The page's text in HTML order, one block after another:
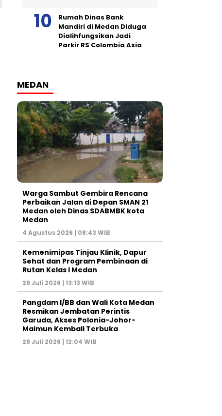
Rumah Dinas Bank
Mandiri di Medan Diduga
Dialihfungsikan Jadi
Parkir RS Colombia Asia
MEDAN
Warga Sambut Gembira Rencana
Perbaikan Jalan di Depan SMAN 21
Medan oleh Dinas SDABMBK kota
Medan
4 Agustus 2026 | 08:43 WIB
Kemenimipas Tinjau Klinik, Dapur
Sehat dan Program Pembinaan di
Rutan Kelas I Medan
29 Juli 2026 | 13:13 WIB
Pangdam I/BB dan Wali Kota Medan
Resmikan Jembatan Perintis
Garuda, Akses Polonia-Johor-
Maimun Kembali Terbuka
29 Juli 2026 | 12:04 WIB